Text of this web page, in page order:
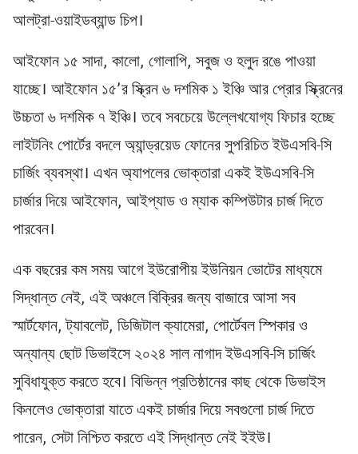
আলট্রা-ওয়াইডব্যান্ড চিপ।
আইফোন ১৫ সাদা, কালো, গোলাপি, সবুজ ও হলুদ রঙে পাওয়া
যাচ্ছে। আইফোন ১৫’র স্ক্রিন ৬ দশমিক ১ ইঞ্চি আর প্রোর স্ক্রিনের
উচ্চতা ৬ দশমিক ৭ ইঞ্চি। তবে সবচেয়ে উল্লেখযোগ্য ফিচার হচ্ছে
লাইটনিং পোর্টের বদলে অ্যান্ড্রয়েড ফোনের সুপরিচিত ইউএসবি-সি
চার্জিং ব্যবস্থা। এখন অ্যাপলের ভোক্তারা একই ইউএসবি-সি
চার্জার দিয়ে আইফোন, আইপ্যাড ও ম্যাক কম্পিউটার চার্জ দিতে
পারবেন।
এক বছরের কম সময় আগে ইউরোপীয় ইউনিয়ন ভোটের মাধ্যমে
সিদ্ধান্ত নেই, এই অঞ্চলে বিক্রির জন্য বাজারে আসা সব
স্মার্টফোন, ট্যাবলেট, ডিজিটাল ক্যামেরা, পোর্টেবল স্পিকার ও
অন্যান্য ছোট ডিভাইসে ২০২৪ সাল নাগাদ ইউএসবি-সি চার্জিং
সুবিধাযুক্ত করতে হবে। বিভিন্ন প্রতিষ্ঠানের কাছ থেকে ডিভাইস
কিনলেও ভোক্তারা যাতে একই চার্জার দিয়ে সবগুলো চার্জ দিতে
পারেন, সেটা নিশ্চিত করতে এই সিদ্ধান্ত নেই ইইউ।